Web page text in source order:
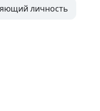
личность